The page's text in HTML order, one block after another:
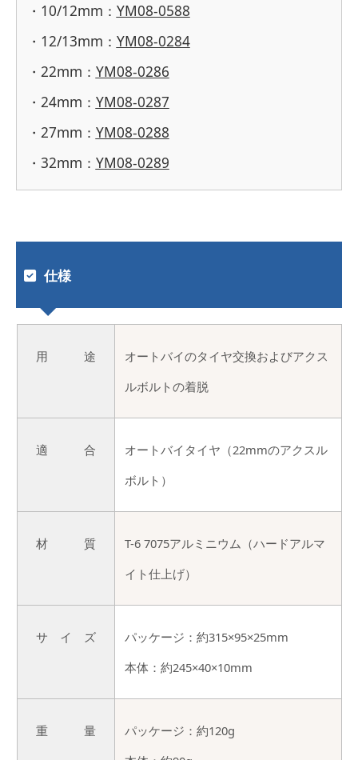
・10/12mm： YM08-0588
・12/13mm： YM08-0284
・22mm： YM08-0286
・24mm： YM08-0287
・27mm： YM08-0288
・32mm： YM08-0289
仕様
用 途
オートバイのタイヤ交換およびアクス
ルボルトの着脱
適 合
オートバイタイヤ（22mmのアクスル
ボルト）
材 質
T-6 7075アルミニウム（ハードアルマ
イト仕上げ）
サ イ ズ
パッケージ：約315×95×25mm
本体：約245×40×10mm
重 量
パッケージ：約120g